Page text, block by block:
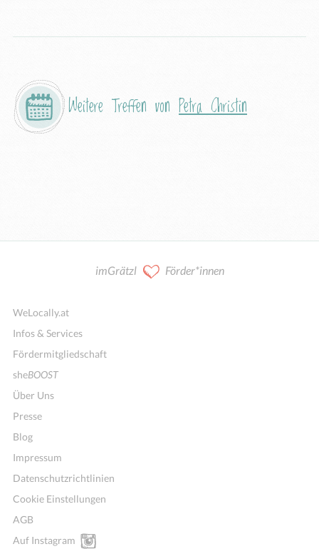
Weitere Treffen von Petra Christin
imGrätzl Förder*innen
WeLocally.at
Infos & Services
Fördermitgliedschaft
sheBOOST
Über Uns
Presse
Blog
Impressum
Datenschutzrichtlinien
Cookie Einstellungen
AGB
Auf Instagram